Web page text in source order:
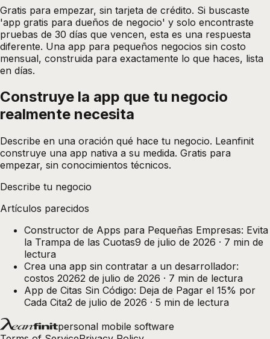
Gratis para empezar, sin tarjeta de crédito. Si buscaste
'app gratis para dueños de negocio' y solo encontraste
pruebas de 30 días que vencen, esta es una respuesta
diferente. Una app para pequeños negocios sin costo
mensual, construida para exactamente lo que haces, lista
en días.
Construye la app que tu negocio
realmente necesita
Describe en una oración qué hace tu negocio. Leanfinit
construye una app nativa a su medida. Gratis para
empezar, sin conocimientos técnicos.
Describe tu negocio
Artículos parecidos
Constructor de Apps para Pequeñas Empresas: Evita
la Trampa de las Cuotas9 de julio de 2026 · 7 min de
lectura
Crea una app sin contratar a un desarrollador:
costos 20262 de julio de 2026 · 7 min de lectura
App de Citas Sin Código: Deja de Pagar el 15% por
Cada Cita2 de julio de 2026 · 5 min de lectura
personal mobile software